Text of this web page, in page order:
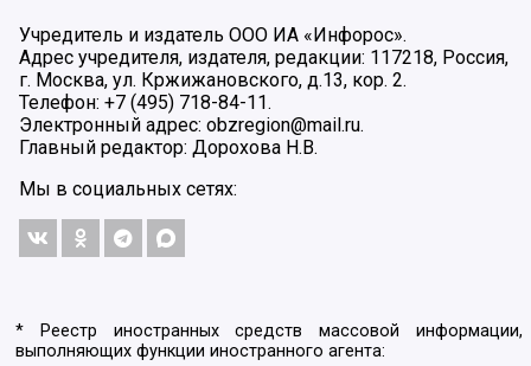
Учредитель и издатель ООО ИА «Инфорос».
Адрес учредителя, издателя, редакции: 117218, Россия,
г. Москва, ул. Кржижановского, д.13, кор. 2.
Телефон: +7 (495) 718-84-11.
Электронный адрес: obzregion@mail.ru.
Главный редактор: Дорохова Н.В.
Мы в социальных сетях:
* Реестр иностранных средств массовой информации,
выполняющих функции иностранного агента: